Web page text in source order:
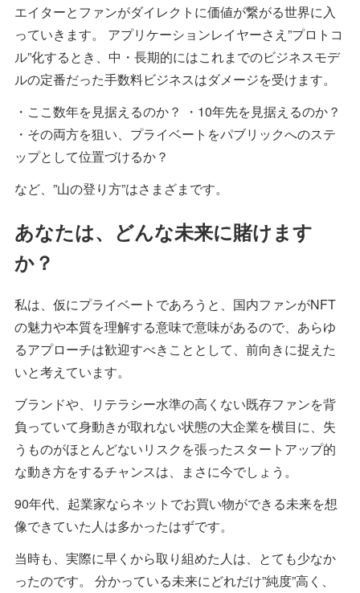
エイターとファンがダイレクトに価値が繋がる世界に入
っていきます。 アプリケーションレイヤーさえ”プロトコ
ル”化するとき、中・長期的にはこれまでのビジネスモデ
ルの定番だった手数料ビジネスはダメージを受けます。
・ここ数年を見据えるのか？ ・10年先を見据えるのか？
・その両方を狙い、プライベートをパブリックへのステ
ップとして位置づけるか？
など、”山の登り方”はさまざまです。
あなたは、どんな未来に賭けます
か？
私は、仮にプライベートであろうと、国内ファンがNFT
の魅力や本質を理解する意味で意味があるので、あらゆ
るアプローチは歓迎すべきこととして、前向きに捉えた
いと考えています。
ブランドや、リテラシー水準の高くない既存ファンを背
負っていて身動きが取れない状態の大企業を横目に、失
うものがほとんどないリスクを張ったスタートアップ的
な動き方をするチャンスは、まさに今でしょう。
90年代、起業家ならネットでお買い物ができる未来を想
像できていた人は多かったはずです。
当時も、実際に早くから取り組めた人は、とても少なか
ったのです。 分かっている未来にどれだけ”純度”高く、